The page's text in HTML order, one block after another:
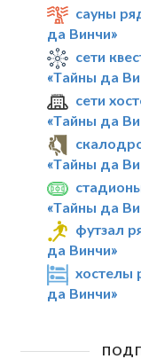
сауны
да Винчи»
сети
«Тайны да
сети
«Тайны да
«Тайны да
«Тайны да
футзал
да Винчи»
хостелы
да Винчи»